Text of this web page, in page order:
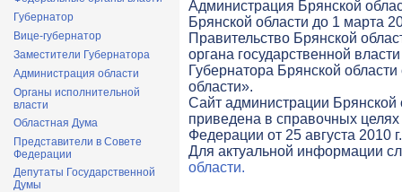
Губернатор
Вице-губернатор
Заместители Губернатора
Администрация области
Органы исполнительной
власти
Областная Дума
Представители в Совете
Федерации
Депутаты Государственной
Думы
Администрация Брянской
Брянской области до 1 марта
Правительство Брянской
органа государственной
Губернатора Брянской
области».
Cайт администрации
приведена в справочных целях
Федерации от 25 августа 2010
Для актуальной информации
области.